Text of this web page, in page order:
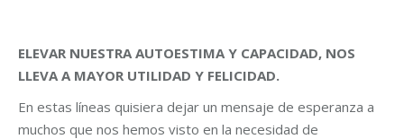
ELEVAR NUESTRA AUTOESTIMA Y CAPACIDAD, NOS
LLEVA A MAYOR UTILIDAD Y FELICIDAD.
En estas líneas quisiera dejar un mensaje de esperanza a
muchos que nos hemos visto en la necesidad de